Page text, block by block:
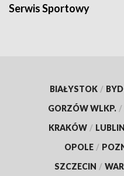
Serwis Sportowy
BIAŁYSTOK /
GORZÓW WLKP. /
KRAKÓW / LUBLIN
OPOLE /
SZCZECIN /